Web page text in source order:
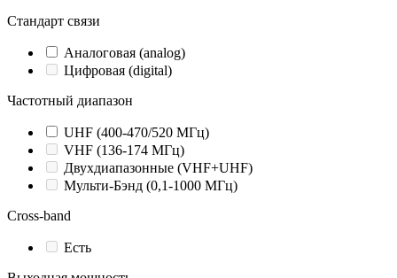
Стандарт связи
Аналоговая (analog)
Цифровая (digital)
Частотный диапазон
UHF (400-470/520 МГц)
VHF (136-174 МГц)
Двухдиапазонные (VHF+UHF)
Мульти-Бэнд (0,1-1000 МГц)
Cross-band
Есть